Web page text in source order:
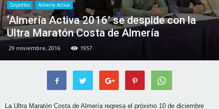
Deportes Almería Activa
‘Almería Activa 2016’ se despide con la
Ultra Maratón Costa de Almería
29 noviembre, 2016 1957
La Ultra Maratón Costa de Almería regresa el próximo 10 de diciembre